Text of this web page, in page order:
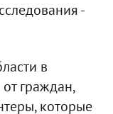
-
в
граждан,
которые